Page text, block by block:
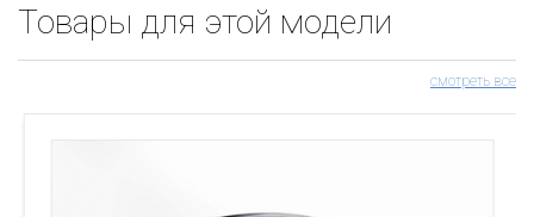
Товары для этой модели
смотреть все